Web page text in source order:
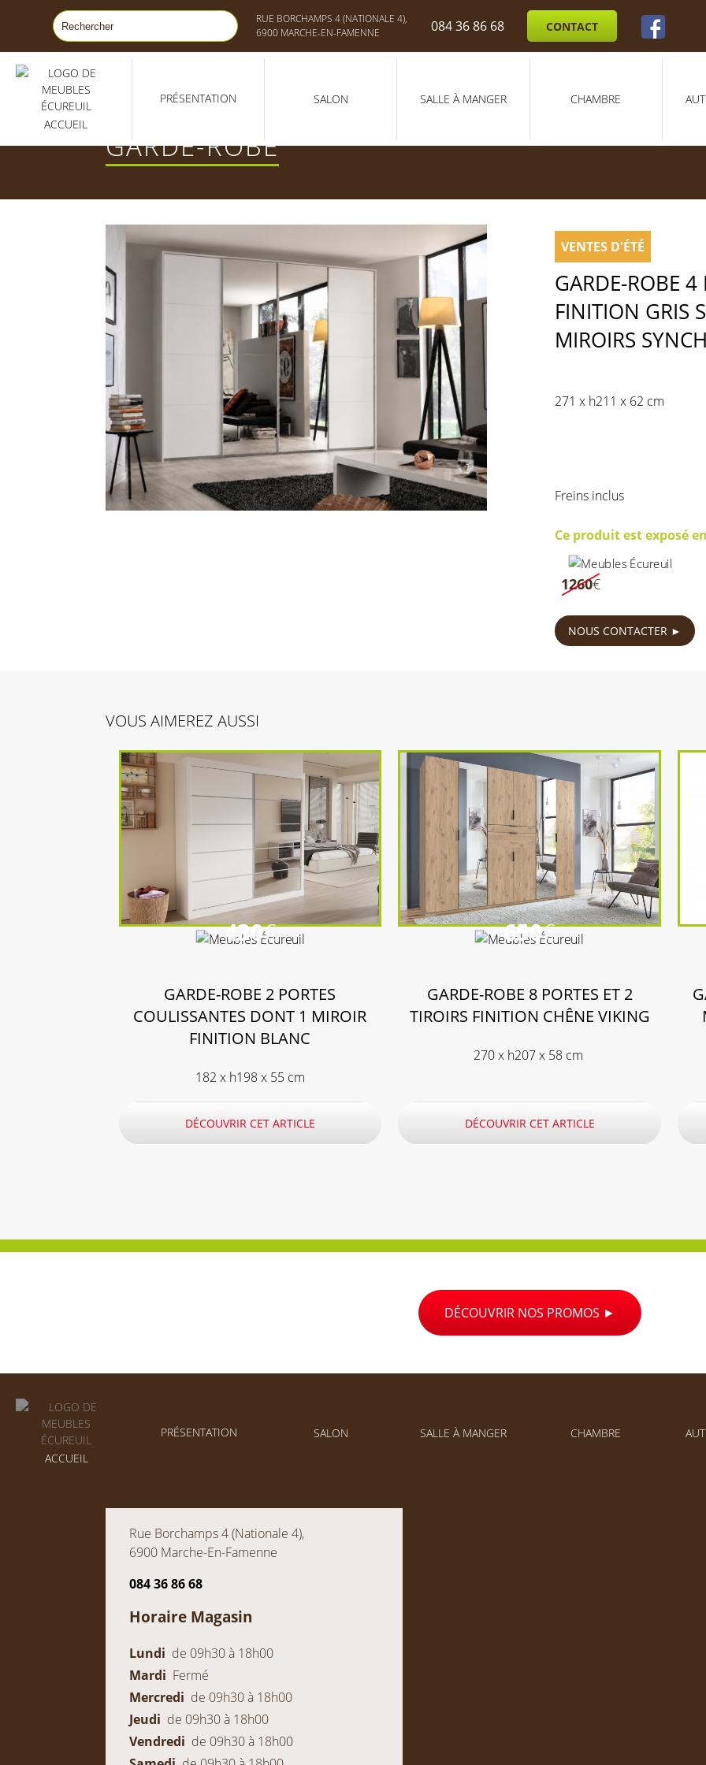
RUE BORCHAMPS 4 (NATIONALE 4),
6900 MARCHE-EN-FAMENNE
084 36 86 68 CONTACT
ACCUEIL
PRÉSENTATION SALON SALLE À MANGER CHAMBRE
GARDE-ROBE
VENTES D'ÉTÉ
GARDE-ROBE 4
FINITION GRIS
MIROIRS
271 x h211 x 62 cm
Freins inclus
Ce produit est exposé
1260€
NOUS CONTACTER
VOUS AIMEREZ AUSSI
430€
GARDE-ROBE 2 PORTES
COULISSANTES DONT 1 MIROIR
FINITION BLANC
182 x h198 x 55 cm
DÉCOUVRIR CET ARTICLE
650€
GARDE-ROBE 8 PORTES ET 2
TIROIRS FINITION CHÊNE VIKING
270 x h207 x 58 cm
DÉCOUVRIR CET ARTICLE
DÉCOUVRIR NOS PROMOS
ACCUEIL
PRÉSENTATION SALON SALLE À MANGER CHAMBRE
Rue Borchamps 4 (Nationale 4),
6900 Marche-En-Famenne
084 36 86 68
Horaire Magasin
Lundi de 09h30 à 18h00
Mardi Fermé
Mercredi de 09h30 à 18h00
Jeudi de 09h30 à 18h00
Vendredi de 09h30 à 18h00